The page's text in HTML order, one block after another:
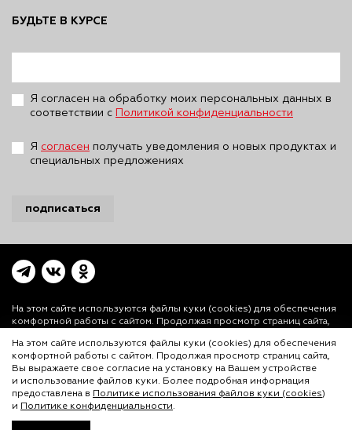
БУДЬТЕ В КУРСЕ
Я согласен на обработку моих персональных данных в
соответствии с
Политикой конфиденциальности
Я согласен получать уведомления о новых продуктах и
специальных предложениях
подписаться
На этом сайте используются файлы куки (cookies) для обеспечения
комфортной работы с сайтом. Продолжая просмотр страниц сайта,
использование файлов куки. Более подробная информация
предоставлена вПолитике использования файлов куки (cookies)и
Политике конфиденциальности.
© ООО «Лигал Академия» 2016-2026.
На этом сайте используются файлы куки (cookies) для обеспечения
комфортной работы с сайтом. Продолжая просмотр страниц сайта,
Вы выражаете свое согласие на установку на Вашем устройстве
и использование файлов куки. Более подробная информация
предоставлена в Политике использования файлов куки (cookies)
и Политике конфиденциальности.